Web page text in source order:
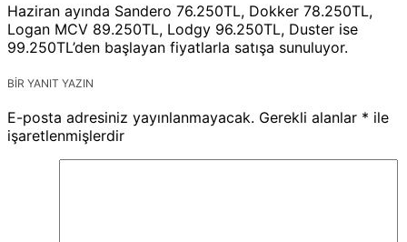
Haziran ayında Sandero 76.250TL, Dokker 78.250TL,
Logan MCV 89.250TL, Lodgy 96.250TL, Duster ise
99.250TL’den başlayan fiyatlarla satışa sunuluyor.
BIR YANIT YAZIN
E-posta adresiniz yayınlanmayacak. Gerekli alanlar * ile
işaretlenmişlerdir